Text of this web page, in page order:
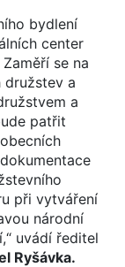
bydlení
center
se na
a
a
patřit
při vytváření
národní
uvádí ředitel
Ryšávka.